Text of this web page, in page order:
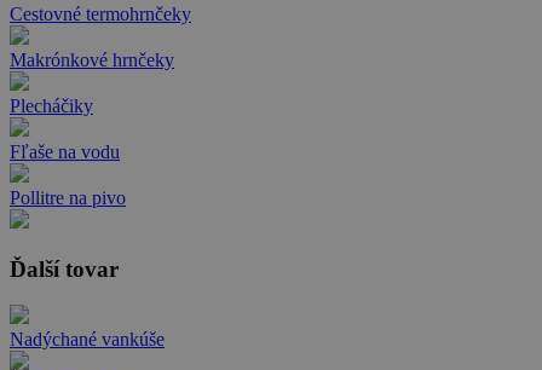
Cestovné termohrnčeky
Makrónkové hrnčeky
Plecháčiky
Fľaše na vodu
Pollitre na pivo
Ďalší tovar
Nadýchané vankúše